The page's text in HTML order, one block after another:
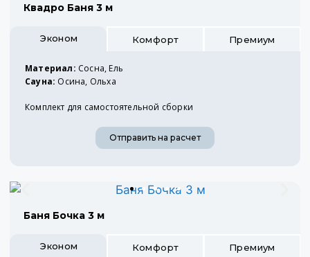
Квадро Баня 3 м
Эконом Комфорт Премиум
Материал: Сосна, Ель
Сауна: Осина, Ольха
Комплект для самостоятельной сборки
Отправить на расчет
Баня Бочка 3 м
Эконом Комфорт Премиум